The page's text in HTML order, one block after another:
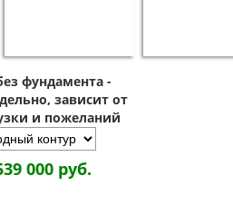
фундамента -
зависит от
и пожеланий
000 руб.